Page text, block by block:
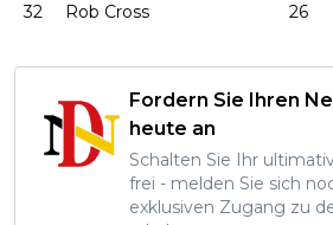
32 Rob Cross 26
Fordern Sie Ihren
heute an
Schalten Sie Ihr
frei - melden Sie sich
exklusiven Zugang zu